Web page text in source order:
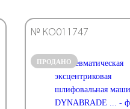
ПРОДАНО
№ КО011747